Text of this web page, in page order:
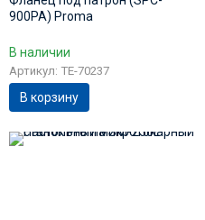
900PA) Proma
В наличии
Артикул: TE-70237
В корзину